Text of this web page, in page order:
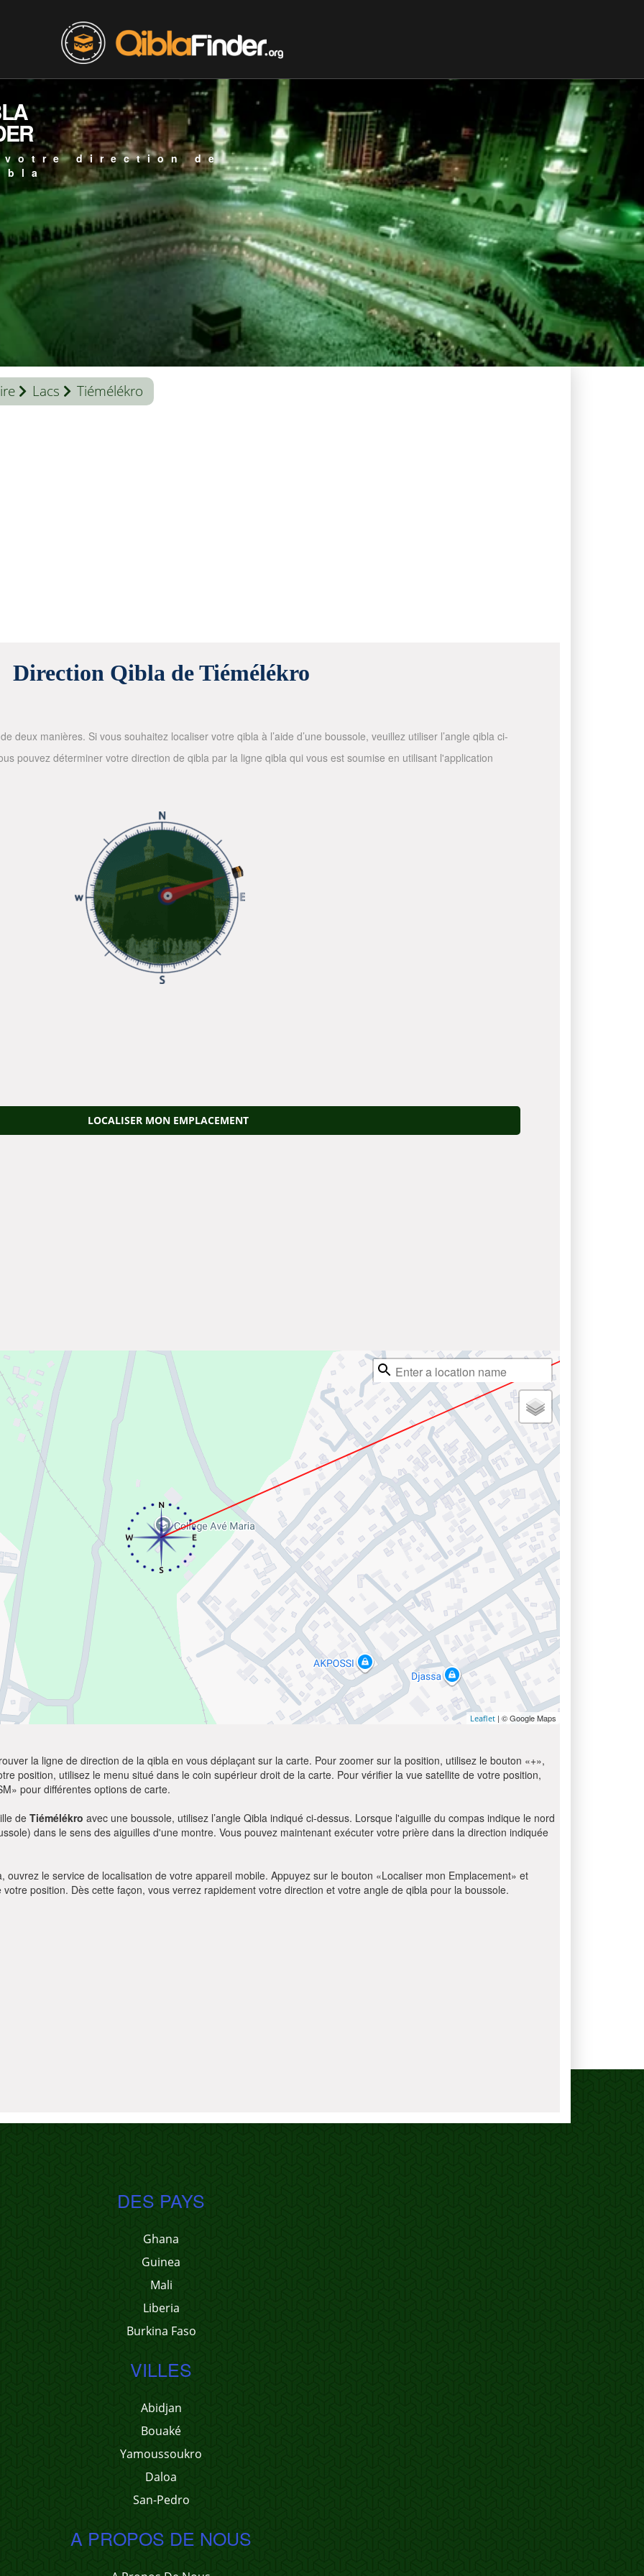
votre direction de
Lacs Tiémélékro
Direction Qibla de Tiémélékro
deux manières. Si vous souhaitez localiser votre qibla à l’aide d’une boussole, veuillez utiliser l’angle qibla ci-
pouvez déterminer votre direction de qibla par la ligne qibla qui vous est soumise en utilisant l'application
LOCALISER MON EMPLACEMENT
Leaflet | © Google Maps
la ligne de direction de la qibla en vous déplaçant sur la carte. Pour zoomer sur la position, utilisez le bouton «+»,
position, utilisez le menu situé dans le coin supérieur droit de la carte. Pour vérifier la vue satellite de votre position,
pour différentes options de carte.
de Tiémélékro avec une boussole, utilisez l’angle Qibla indiqué ci-dessus. Lorsque l'aiguille du compas indique le nord
dans le sens des aiguilles d'une montre. Vous pouvez maintenant exécuter votre prière dans la direction indiquée
le service de localisation de votre appareil mobile. Appuyez sur le bouton «Localiser mon Emplacement» et
position. Dès cette façon, vous verrez rapidement votre direction et votre angle de qibla pour la boussole.
DES PAYS
Ghana
Guinea
Mali
Liberia
Burkina Faso
VILLES
Abidjan
Bouaké
Yamoussoukro
Daloa
San-Pedro
A PROPOS DE NOUS